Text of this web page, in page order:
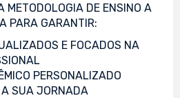
METODOLOGIA DE ENSINO A
PARA GARANTIR:
E FOCADOS NA
PERSONALIZADO
SUA JORNADA